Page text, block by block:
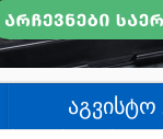
აგვისტო